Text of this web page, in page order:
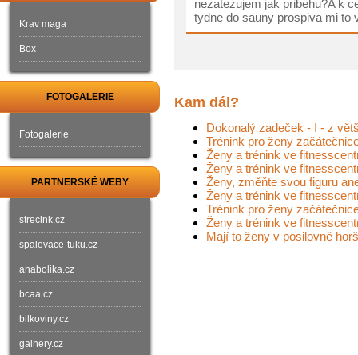
nezatezujem jak pribehu?A k
tydne do sauny prospiva mi to
Kam dál?
Dokonalý zadeček - I - z
Trénink pro ženy
Ženy a trénink ve
Ženy a trénink ve
Ženy, změňte svou figuru
Ženy a trénink ve
Trénink pro ženy
Ženy a trénink ve
Mají to ženy v posilovně
Krav maga
Box
FOTOGALERIE
Fotogalerie
PARTNERSKÉ WEBY
strecink.cz
spalovace-tuku.cz
anabolika.cz
bcaa.cz
bilkoviny.cz
gainery.cz